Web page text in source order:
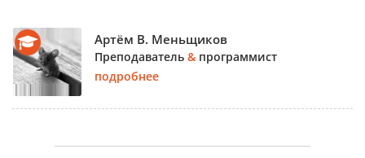
Артём В. Меньщиков
Преподаватель & программист
подробнее